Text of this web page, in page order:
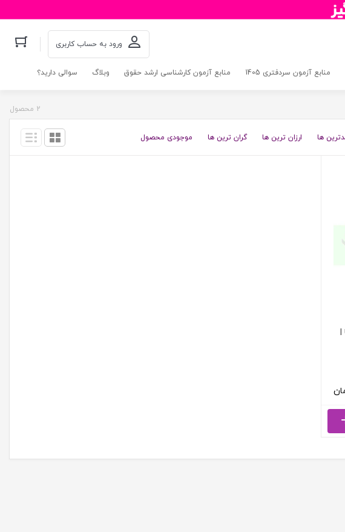
ورود به حساب کاربری
منابع آزمون سردفتری 1405 منابع آزمون کارشناسی ارشد حقوق وبلاگ سوالی دارید؟
2 محصول
ها ارزان ترین ها گران ترین ها موجودی محصول
|